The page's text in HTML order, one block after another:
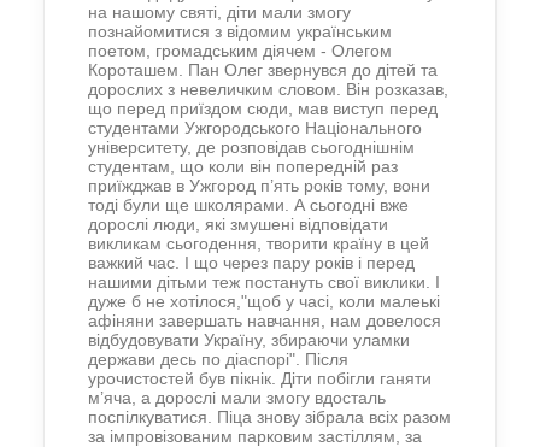
на нашому святі, діти мали змогу
познайомитися з відомим українським
поетом, громадським діячем - Олегом
Короташем. Пан Олег звернувся до дітей та
дорослих з невеличким словом. Він розказав,
що перед приїздом сюди, мав виступ перед
студентами Ужгородського Національного
університету, де розповідав сьогоднішнім
студентам, що коли він попередній раз
приїжджав в Ужгород п’ять років тому, вони
тоді були ще школярами. А сьогодні вже
дорослі люди, які змушені відповідати
викликам сьогодення, творити країну в цей
важкий час. І що через пару років і перед
нашими дітьми теж постануть свої виклики. І
дуже б не хотілося,"щоб у часі, коли малеькі
афіняни завершать навчання, нам довелося
відбудовувати Україну, збираючи уламки
держави десь по діаспорі". Після
урочистостей був пікнік. Діти побігли ганяти
м’яча, а дорослі мали змогу вдосталь
поспілкуватися. Піца знову зібрала всіх разом
за імпровізованим парковим застіллям, за